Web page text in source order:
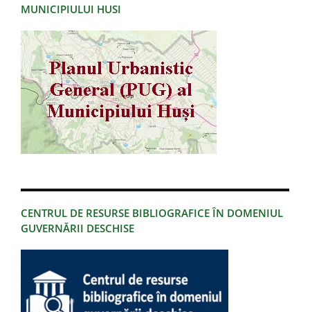
MUNICIPIULUI HUSI
CENTRUL DE RESURSE BIBLIOGRAFICE ÎN DOMENIUL
GUVERNĂRII DESCHISE